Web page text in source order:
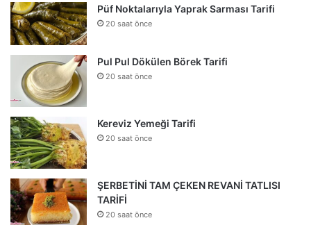
Püf Noktalarıyla Yaprak Sarması Tarifi
20 saat önce
Pul Pul Dökülen Börek Tarifi
20 saat önce
Kereviz Yemeği Tarifi
20 saat önce
ŞERBETİNİ TAM ÇEKEN REVANİ TATLISI
TARİFİ
20 saat önce